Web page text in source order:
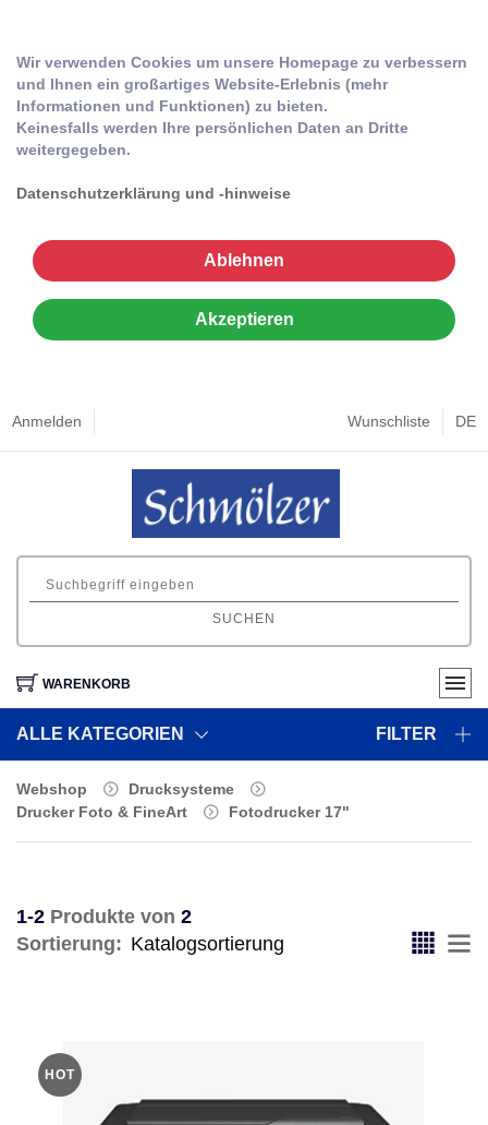
Wir verwenden Cookies um unsere Homepage zu verbessern
und Ihnen ein großartiges Website-Erlebnis (mehr
Informationen und Funktionen) zu bieten.
Keinesfalls werden Ihre persönlichen Daten an Dritte
weitergegeben.
Datenschutzerklärung und -hinweise
Ablehnen
Akzeptieren
Anmelden Wunschliste DE
SUCHEN
WARENKORB
ALLE KATEGORIEN FILTER
Webshop
Drucksysteme
Drucker Foto & FineArt
Fotodrucker 17"
1-2 Produkte von 2
Sortierung:
HOT